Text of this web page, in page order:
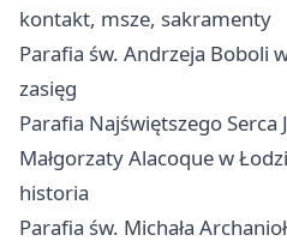
kontakt, msze, sakramenty
Parafia św. Andrzeja Boboli
zasięg
Parafia Najświętszego Serca
Małgorzaty Alacoque w
historia
Parafia św. Michała